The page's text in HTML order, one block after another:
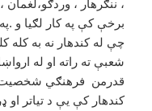
، ننګرهار ، وردګو،لغمان
برخې کې په کار لګیا و
چې له کندهار نه به کله
شعبې ته راته او له
قدرمن فرهنګي شخصیت
کندهار کې یې د تیاتر